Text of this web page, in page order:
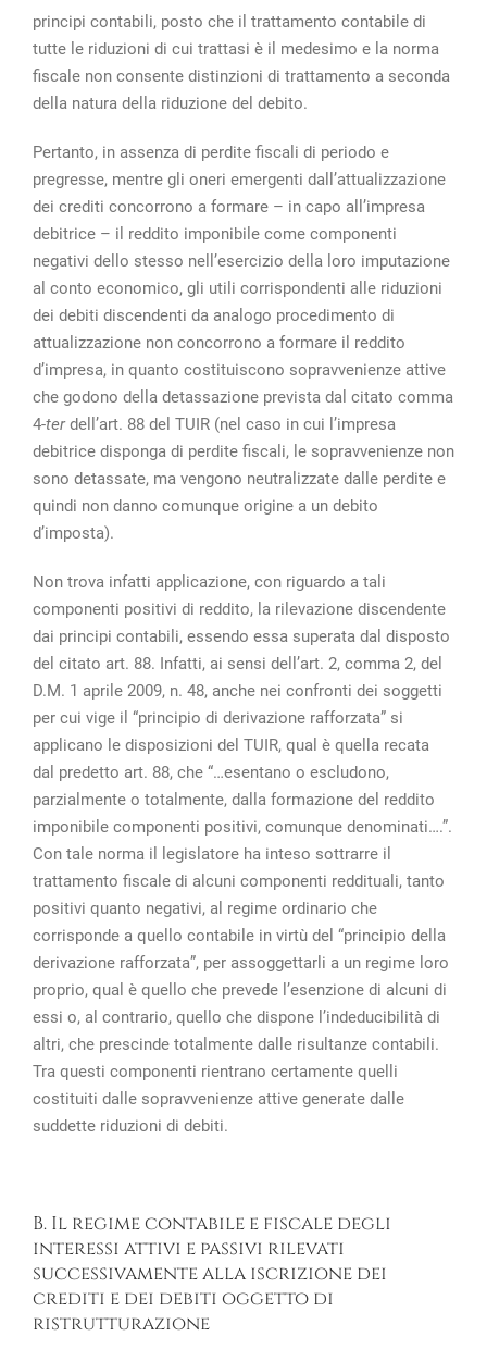
principi contabili, posto che il trattamento contabile di
tutte le riduzioni di cui trattasi è il medesimo e la norma
fiscale non consente distinzioni di trattamento a seconda
della natura della riduzione del debito.
Pertanto, in assenza di perdite fiscali di periodo e
pregresse, mentre gli oneri emergenti dall’attualizzazione
dei crediti concorrono a formare – in capo all’impresa
debitrice – il reddito imponibile come componenti
negativi dello stesso nell’esercizio della loro imputazione
al conto economico, gli utili corrispondenti alle riduzioni
dei debiti discendenti da analogo procedimento di
attualizzazione non concorrono a formare il reddito
d’impresa, in quanto costituiscono sopravvenienze attive
che godono della detassazione prevista dal citato comma
4-terdell’art. 88 del TUIR (nel caso in cui l’impresa
debitrice disponga di perdite fiscali, le sopravvenienze non
sono detassate, ma vengono neutralizzate dalle perdite e
quindi non danno comunque origine a un debito
d’imposta).
Non trova infatti applicazione, con riguardo a tali
componenti positivi di reddito, la rilevazione discendente
dai principi contabili, essendo essa superata dal disposto
del citato art. 88. Infatti, ai sensi dell’art. 2, comma 2, del
D.M. 1 aprile 2009, n. 48, anche nei confronti dei soggetti
per cui vige il “principio di derivazione rafforzata” si
applicano le disposizioni del TUIR, qual è quella recata
dal predetto art. 88, che “…esentano o escludono,
parzialmente o totalmente, dalla formazione del reddito
imponibile componenti positivi, comunque denominati….”.
Con tale norma il legislatore ha inteso sottrarre il
trattamento fiscale di alcuni componenti reddituali, tanto
positivi quanto negativi, al regime ordinario che
corrisponde a quello contabile in virtù del “principio della
derivazione rafforzata”, per assoggettarli a un regime loro
proprio, qual è quello che prevede l’esenzione di alcuni di
essi o, al contrario, quello che dispone l’indeducibilità di
altri, che prescinde totalmente dalle risultanze contabili.
Tra questi componenti rientrano certamente quelli
costituiti dalle sopravvenienze attive generate dalle
suddette riduzioni di debiti.
B. Il regime contabile e fiscale degli
interessi attivi e passivi rilevati
successivamente alla iscrizione dei
crediti e dei debiti oggetto di
ristrutturazione